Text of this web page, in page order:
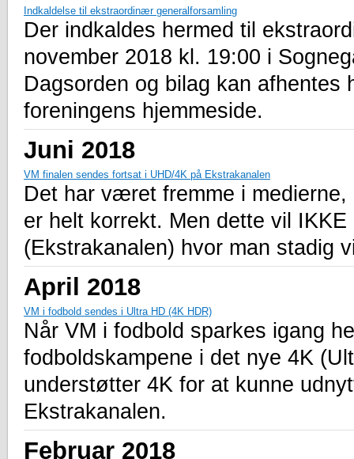
Indkaldelse til ekstraordinær generalforsamling
Der indkaldes hermed til
november 2018 kl. 19:00 i
Dagsorden og bilag kan afhentes
foreningens hjemmeside.
Juni 2018
VM finalen sendes fortsat i UHD/4K på Ekstrakanalen
Det har været fremme i
er helt korrekt. Men dette vil
(Ekstrakanalen) hvor man stadig
April 2018
VM i fodbold sendes i Ultra HD (4K HDR)
Når VM i fodbold sparkes igang
fodboldskampene i det nye 4K
understøtter 4K for at kunne
Ekstrakanalen.
Februar 2018